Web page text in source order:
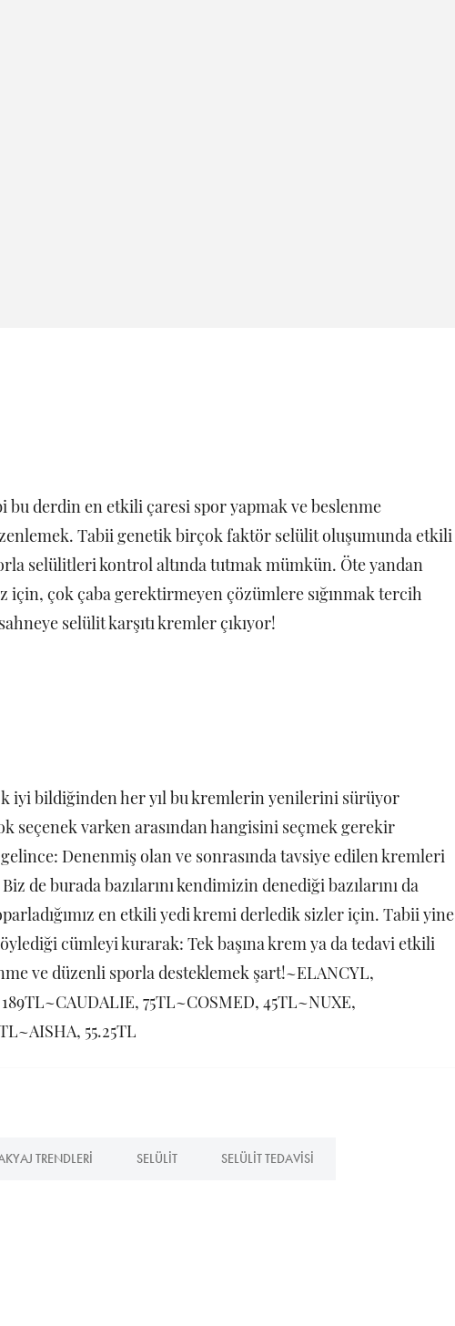
derdin en etkili çaresi spor yapmak ve beslenme
Tabii genetik birçok faktör selülit oluşumunda etkili
selülitleri kontrol altında tutmak mümkün. Öte yandan
için, çok çaba gerektirmeyen çözümlere sığınmak tercih
selülit karşıtı kremler çıkıyor!
iyi bildiğinden her yıl bu kremlerin yenilerini sürüyor
seçenek varken arasından hangisini seçmek gerekir
Denenmiş olan ve sonrasında tavsiye edilen kremleri
Biz de burada bazılarını kendimizin denediği bazılarını da
en etkili yedi kremi derledik sizler için. Tabii yine
cümleyi kurarak: Tek başına krem ya da tedavi etkili
ve düzenli sporla desteklemek şart!~ELANCYL,
75TL~COSMED, 45TL~NUXE,
55.25TL
TRENDLERI SELÜLIT SELÜLIT TEDAVISI